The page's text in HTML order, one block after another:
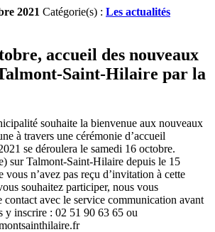
2021 Catégorie(s) : Les actualités
accueil des nouveaux
Saint-Hilaire par la
souhaite la bienvenue aux nouveaux
à travers une cérémonie d’accueil
se déroulera le samedi 16 octobre.
sur Talmont-Saint-Hilaire depuis le 15
vous n’avez pas reçu d’invitation à cette
souhaitez participer, nous vous
contact avec le service communication avant
y inscrire : 02 51 90 63 65 ou